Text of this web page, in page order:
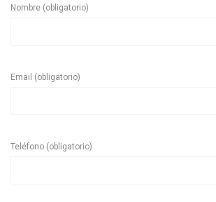
Nombre (obligatorio)
Email (obligatorio)
Teléfono (obligatorio)